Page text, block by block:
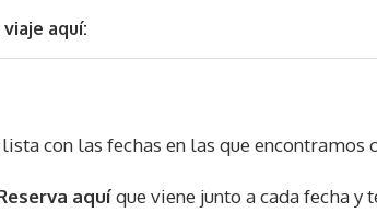
aquí:
con las fechas en las que encontramos
aquíque viene junto a cada fecha